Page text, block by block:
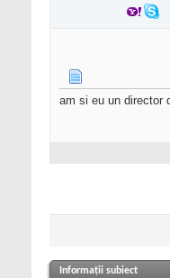
am si eu un director
Informații subiect